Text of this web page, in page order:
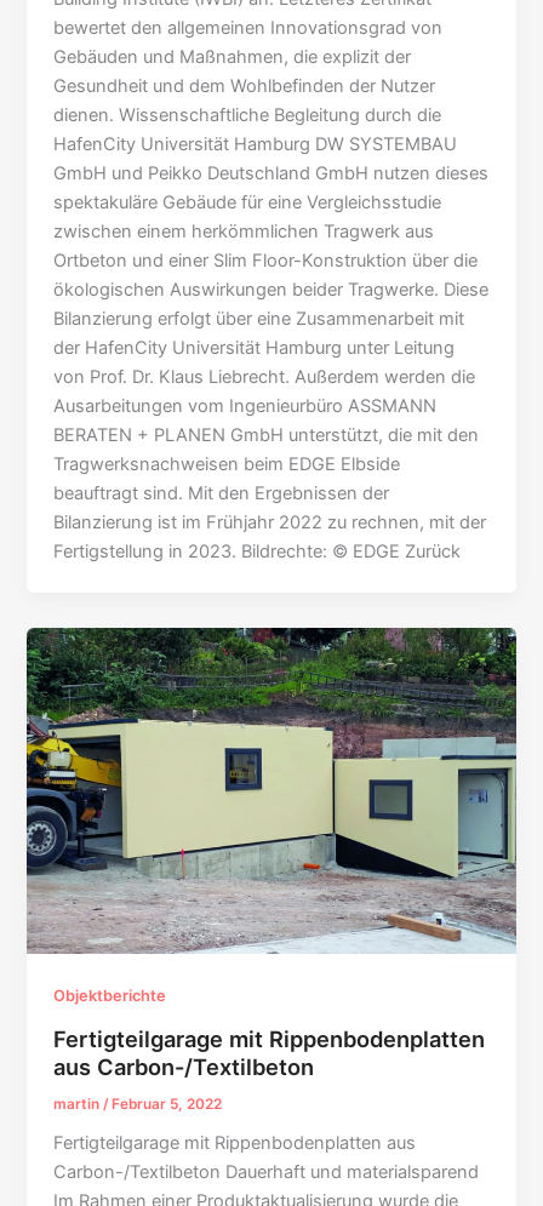
bewertet den allgemeinen Innovationsgrad von
Gebäuden und Maßnahmen, die explizit der
Gesundheit und dem Wohlbefinden der Nutzer
dienen. Wissenschaftliche Begleitung durch die
HafenCity Universität Hamburg DW SYSTEMBAU
GmbH und Peikko Deutschland GmbH nutzen dieses
spektakuläre Gebäude für eine Vergleichsstudie
zwischen einem herkömmlichen Tragwerk aus
Ortbeton und einer Slim Floor-Konstruktion über die
ökologischen Auswirkungen beider Tragwerke. Diese
Bilanzierung erfolgt über eine Zusammenarbeit mit
der HafenCity Universität Hamburg unter Leitung
von Prof. Dr. Klaus Liebrecht. Außerdem werden die
Ausarbeitungen vom Ingenieurbüro ASSMANN
BERATEN + PLANEN GmbH unterstützt, die mit den
Tragwerksnachweisen beim EDGE Elbside
beauftragt sind. Mit den Ergebnissen der
Bilanzierung ist im Frühjahr 2022 zu rechnen, mit der
Fertigstellung in 2023. Bildrechte: © EDGE Zurück
Objektberichte
Fertigteilgarage mit Rippenbodenplatten
aus Carbon-/Textilbeton
martin / Februar 5, 2022
Fertigteilgarage mit Rippenbodenplatten aus
Carbon-/Textilbeton Dauerhaft und materialsparend